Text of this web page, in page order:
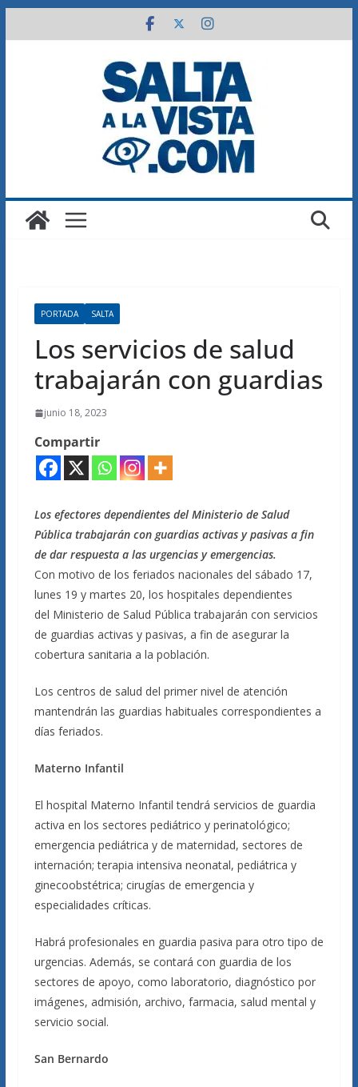
al
PORTADA SALTA
Los servicios de salud
trabajarán con guardias
junio 18, 2023
Compartir
Los efectores dependientes del Ministerio de Salud
Pública trabajarán con guardias activas y pasivas a fin
de dar respuesta a las urgencias y emergencias.
Con motivo de los feriados nacionales del sábado 17,
lunes 19 y martes 20, los hospitales dependientes
del Ministerio de Salud Pública trabajarán con servicios
de guardias activas y pasivas, a fin de asegurar la
cobertura sanitaria a la población.
Los centros de salud del primer nivel de atención
mantendrán las guardias habituales correspondientes a
días feriados.
Materno Infantil
El hospital Materno Infantil tendrá servicios de guardia
activa en los sectores pediátrico y perinatológico;
emergencia pediátrica y de maternidad, sectores de
internación; terapia intensiva neonatal, pediátrica y
ginecoobstétrica; cirugías de emergencia y
especialidades críticas.
Habrá profesionales en guardia pasiva para otro tipo de
urgencias. Además, se contará con guardia de los
sectores de apoyo, como laboratorio, diagnóstico por
imágenes, admisión, archivo, farmacia, salud mental y
servicio social.
San Bernardo